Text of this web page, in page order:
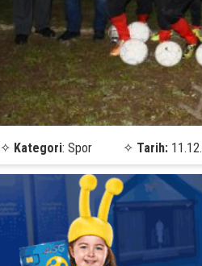
✧ Kategori: Spor ✧ Tarih: